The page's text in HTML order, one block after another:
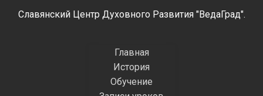
Славянский Центр Духовного Развития "ВедаГрад".
Главная
История
Обучение